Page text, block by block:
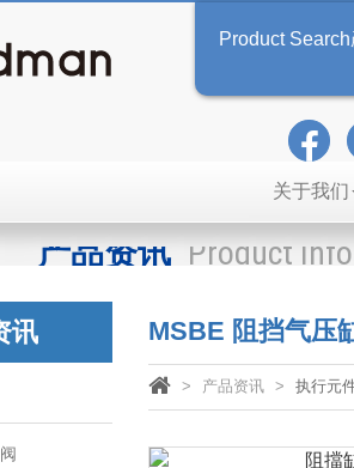
Product Search
关于我们
产品资讯 Product
讯 MSBE 阻挡气压
产品资讯 执行元